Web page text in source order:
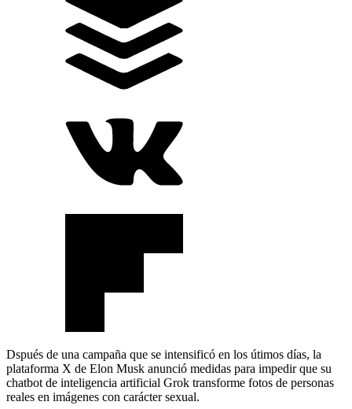
Dspués de una campaña que se intensificó en los útimos días, la
plataforma X de Elon Musk anunció medidas para impedir que su
chatbot de inteligencia artificial Grok transforme fotos de personas
reales en imágenes con carácter sexual.